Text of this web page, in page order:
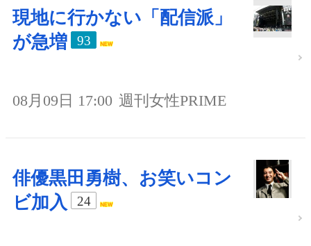
現地に行かない「配信派」
が急増
93
08月09日 17:00 週刊女性PRIME
俳優黒田勇樹、お笑いコン
ビ加入
24